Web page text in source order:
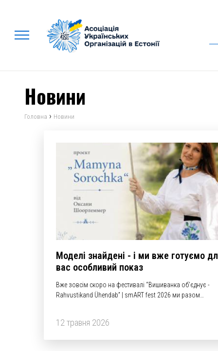
Новини
Головна › Новини
Моделі знайдені - і ми вже готуємо
вас особливий показ
Вже зовсім скоро на фестивалі “Вишиванка обʼєднує -
Rahvustikand Ühendab” | smART fest 2026 ми разом
12 травня 2026